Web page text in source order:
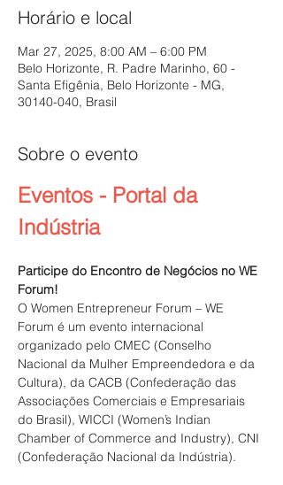
Horário e local
Mar 27, 2025, 8:00 AM – 6:00 PM
Belo Horizonte, R. Padre Marinho, 60 -
Santa Efigênia, Belo Horizonte - MG,
30140-040, Brasil
Sobre o evento
Eventos - Portal da
Indústria
Participe do Encontro de Negócios no WE
Forum!
O Women Entrepreneur Forum – WE
Forum é um evento internacional
organizado pelo CMEC (Conselho
Nacional da Mulher Empreendedora e da
Cultura), da CACB (Confederação das
Associações Comerciais e Empresariais
do Brasil), WICCI (Women’s Indian
Chamber of Commerce and Industry), CNI
(Confederação Nacional da Indústria).